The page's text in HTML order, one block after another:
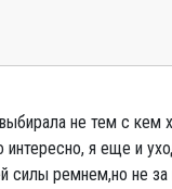
не тем с кем
я еще и
ремнем,но не за